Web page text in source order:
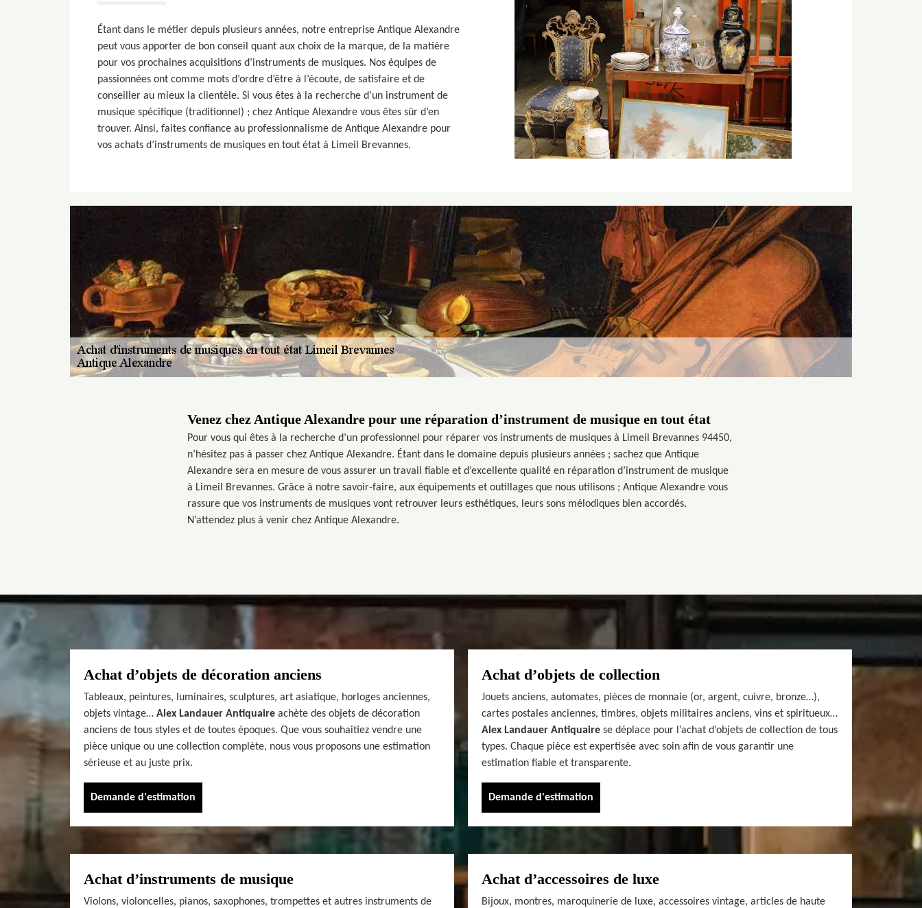
Étant dans le métier depuis plusieurs années, notre entreprise Antique Alexandre
peut vous apporter de bon conseil quant aux choix de la marque, de la matière
pour vos prochaines acquisitions d’instruments de musiques. Nos équipes de
passionnées ont comme mots d’ordre d’être à l’écoute, de satisfaire et de
conseiller au mieux la clientèle. Si vous êtes à la recherche d’un instrument de
musique spécifique (traditionnel) ; chez Antique Alexandre vous êtes sûr d’en
trouver. Ainsi, faites confiance au professionnalisme de Antique Alexandre pour
vos achats d’instruments de musiques en tout état à Limeil Brevannes.
Venez chez Antique Alexandre pour une réparation d’instrument de musique en tout état
Pour vous qui êtes à la recherche d’un professionnel pour réparer vos instruments de musiques à Limeil Brevannes 94450,
n’hésitez pas à passer chez Antique Alexandre. Étant dans le domaine depuis plusieurs années ; sachez que Antique
Alexandre sera en mesure de vous assurer un travail fiable et d’excellente qualité en réparation d’instrument de musique
à Limeil Brevannes. Grâce à notre savoir-faire, aux équipements et outillages que nous utilisons ; Antique Alexandre vous
rassure que vos instruments de musiques vont retrouver leurs esthétiques, leurs sons mélodiques bien accordés.
N’attendez plus à venir chez Antique Alexandre.
Achat d’objets de décoration anciens
Tableaux, peintures, luminaires, sculptures, art asiatique, horloges anciennes,
objets vintage… Alex Landauer Antiquaire achète des objets de décoration
anciens de tous styles et de toutes époques. Que vous souhaitiez vendre une
pièce unique ou une collection complète, nous vous proposons une estimation
sérieuse et au juste prix.
Demande d'estimation
Achat d’objets de collection
Jouets anciens, automates, pièces de monnaie (or, argent, cuivre, bronze…),
cartes postales anciennes, timbres, objets militaires anciens, vins et spiritueux…
Alex Landauer Antiquaire se déplace pour l’achat d’objets de collection de tous
types. Chaque pièce est expertisée avec soin afin de vous garantir une
estimation fiable et transparente.
Demande d'estimation
Achat d’instruments de musique
Violons, violoncelles, pianos, saxophones, trompettes et autres instruments de
Achat d’accessoires de luxe
Bijoux, montres, maroquinerie de luxe, accessoires vintage, articles de haute